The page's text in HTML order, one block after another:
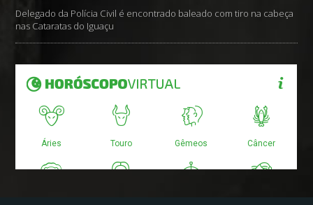
Delegado da Polícia Civil é encontrado baleado com tiro na cabeça
nas Cataratas do Iguaçu